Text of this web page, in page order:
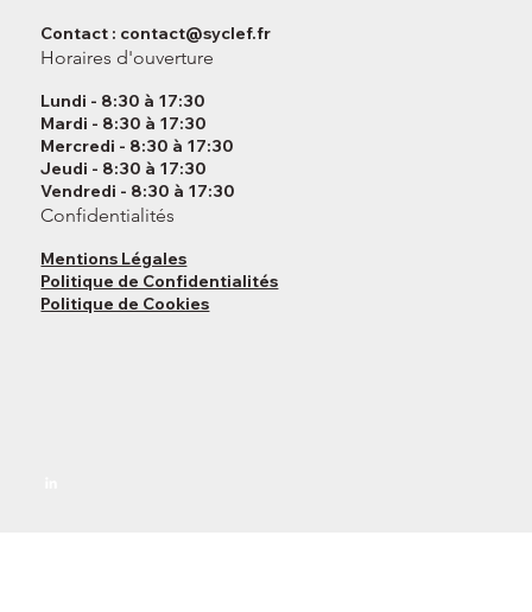
Contact : contact@syclef.fr
Horaires d'ouverture
Lundi - 8:30 à 17:30
Mardi - 8:30 à 17:30
Mercredi - 8:30 à 17:30
Jeudi - 8:30 à 17:30
Vendredi - 8:30 à 17:30
Confidentialités
Mentions Légales
Politique de Confidentialités
Politique de Cookies